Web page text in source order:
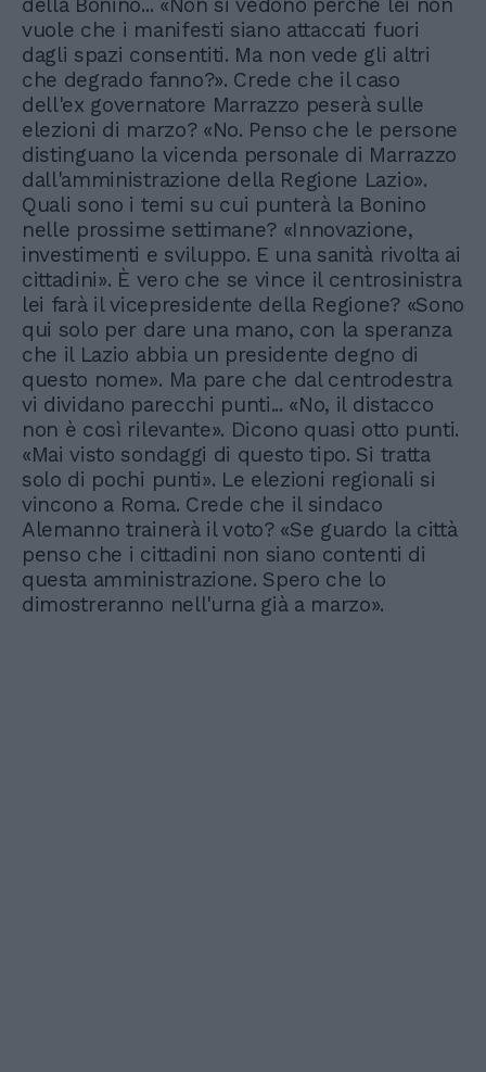
vuole che i manifesti siano attaccati fuori
dagli spazi consentiti. Ma non vede gli altri
che degrado fanno?». Crede che il caso
dell'ex governatore Marrazzo peserà sulle
elezioni di marzo? «No. Penso che le persone
distinguano la vicenda personale di Marrazzo
dall'amministrazione della Regione Lazio».
Quali sono i temi su cui punterà la Bonino
nelle prossime settimane? «Innovazione,
investimenti e sviluppo. E una sanità rivolta ai
cittadini». È vero che se vince il centrosinistra
lei farà il vicepresidente della Regione? «Sono
qui solo per dare una mano, con la speranza
che il Lazio abbia un presidente degno di
questo nome». Ma pare che dal centrodestra
vi dividano parecchi punti... «No, il distacco
non è così rilevante». Dicono quasi otto punti.
«Mai visto sondaggi di questo tipo. Si tratta
solo di pochi punti». Le elezioni regionali si
vincono a Roma. Crede che il sindaco
Alemanno trainerà il voto? «Se guardo la città
penso che i cittadini non siano contenti di
questa amministrazione. Spero che lo
dimostreranno nell'urna già a marzo».